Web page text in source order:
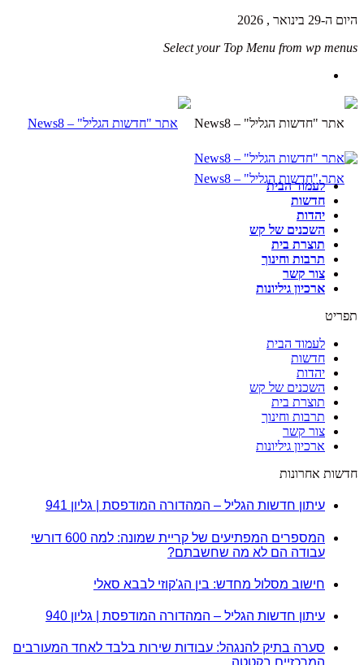
היום ה-29 בינואר , 2026
Select your Top Menu from wp menus
לעמוד הבית
חדשות
יהדות
השכנים של קש
תוצרת בית
תרבות וחינוך
צור קשר
ארכיון גיליונות
תפריט
לעמוד הבית
חדשות
יהדות
השכנים של קש
תוצרת בית
תרבות וחינוך
צור קשר
ארכיון גיליונות
חדשות אחרונות
עיתון חדשות הגליל – המהדורה המודפסת | גליון 941
המספרים המפתיעים של קריית שמונה: למה 600 דורשי
עבודה הם לא מה שחשבתם?
חישוב מסלול מחדש: בין הג'קוזי לבבא סאלי
עיתון חדשות הגליל – המהדורה המודפסת | גליון 940
סערה בתיק להנגהל: עבודות שירות בלבד לאחד המעורבים